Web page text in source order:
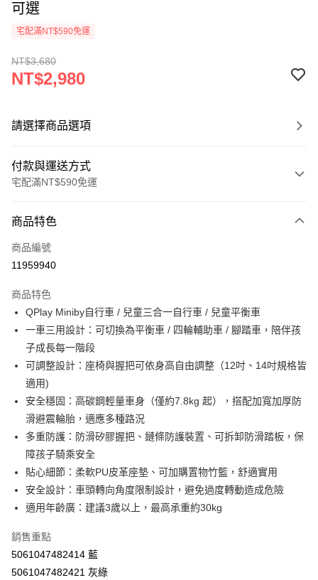
可選
宅配滿NT$590免運
NT$3,680
NT$2,980
請選擇商品選項
付款與運送方式
宅配滿NT$590免運
信用卡一次付款
LINE Pay
街口支付
悠遊付
Google Pay
AFTEE先享後付
相關說明
【關於「AFTEE先享後付」】
AFTEE先享後付是「在收到商品之後才付款」的支付方式。 讓您購物簡單
１．簡單：不需註冊會員、不需綁卡、不需儲值。
２．便利：只要手機號碼，簡訊認證，即可結帳。
３．安心：先確認商品／服務後，再付款。
【「AFTEE先享後付」結帳流程】
結帳頁面，進行簡訊認證並確認金額後，即可完成結帳。
２．訂單成立數日內，您將收到繳費通知簡訊。
３．收到繳費通知簡訊後14天內，點擊此簡訊中的連結，可透過四大超商／
ATM／網路銀行／等多元方式進行付款，方視為交易完成。
ATM付款
運送方式
宅配
每筆NT$100，滿NT$590(含以上)免運費
離島宅配
每筆NT$150，滿NT$890(含以上)免運費
商品特色
商品編號
11959940
商品特色
QPlay Miniby自行車 / 兒童三合一自行車 / 兒童平衡車
一車三用設計：可切換為平衡車 / 四輪輔助車 / 腳踏車，陪伴孩
子成長每一階段
可調整設計：座椅與握把可依身高自由調整（12吋、14吋規格皆
適用)
安全穩固：高碳鋼輕量車身（僅約7.8kg 起），搭配加寬加厚防
滑避震輪胎，適應多種路況
多重防護：防滑矽膠握把、鏈條防護裝置、可拆卸防滑踏板，保
障孩子騎乘安全
貼心細節：柔軟PU皮革座墊、可加購置物竹籃，舒適實用
安全設計：車頭轉向角度限制設計，避免過度轉動造成危險
適用年齡廣：建議3歲以上，最高承重約30kg
銷售重點
5061047482414 藍
5061047482421 灰綠